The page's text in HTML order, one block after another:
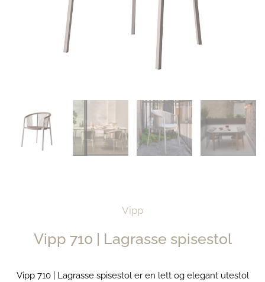
Vipp
Vipp 710 | Lagrasse spisestol
Vipp 710 | Lagrasse spisestol er en lett og elegant utestol